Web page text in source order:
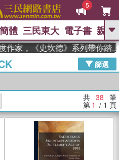
5
GO
： 高希均教授回憶錄
The Odyssey 、 父親節 、 如果歷
灣漫遊錄、 方念華 、 台灣的李
時代
數學女孩：黎曼猜想 、
的迷走神經
簡體 三民東大 電子書 親子
《史坎德》系列帶你踏上熱血
篩選
共 38 筆
第 1 / 1 頁